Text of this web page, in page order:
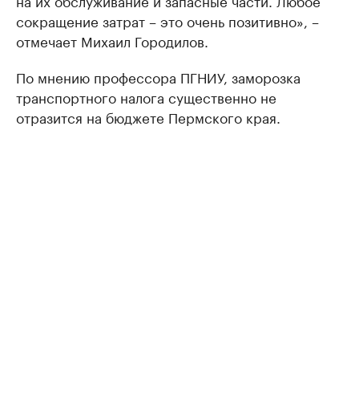
сокращение затрат – это очень позитивно», –
отмечает Михаил Городилов.
По мнению профессора ПГНИУ, заморозка
транспортного налога существенно не
отразится на бюджете Пермского края.